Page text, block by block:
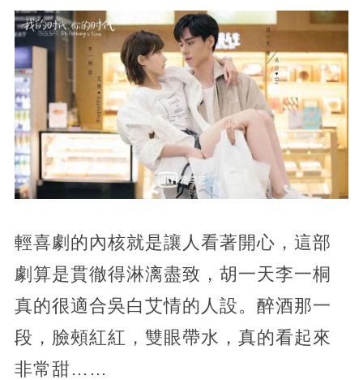
輕喜劇的內核就是讓人看著開心，這部
劇算是貫徹得淋漓盡致，胡一天李一桐
真的很適合吳白艾情的人設。醉酒那一
段，臉頰紅紅，雙眼帶水，真的看起來
非常甜……